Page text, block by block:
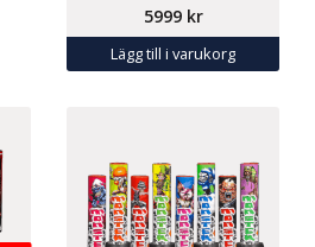
5999 kr
Lägg till i varukorg